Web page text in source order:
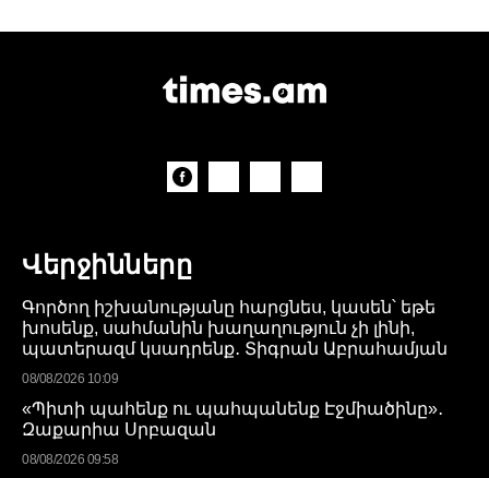
Վերջինները
Գործող իշխանությանը հարցնես, կասեն՝ եթե
խոսենք, սահմանին խաղաղություն չի լինի,
պատերազմ կսադրենք․ Տիգրան Աբրահամյան
08/08/2026 10:09
«Պիտի պահենք ու պահպանենք Էջմիածինը»․
Զաքարիա Սրբազան
08/08/2026 09:58